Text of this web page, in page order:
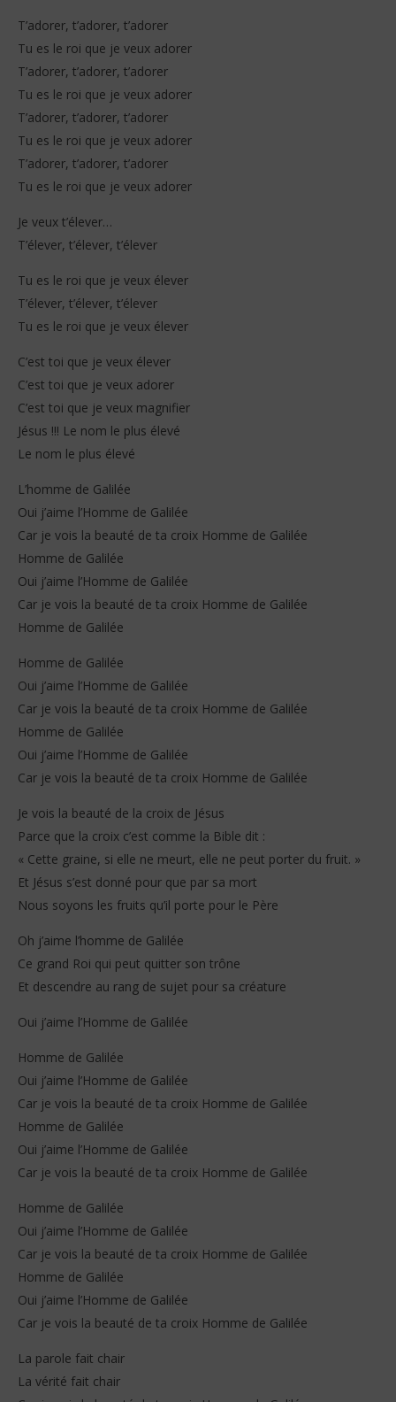
2025
Stone
T’adorer, t’adorer, t’adorer
Tu es le roi que je veux adorer
T’adorer, t’adorer, t’adorer
Tu es le roi que je veux adorer
T’adorer, t’adorer, t’adorer
Tu es le roi que je veux adorer
T’adorer, t’adorer, t’adorer
Tu es le roi que je veux adorer
Je veux t’élever…
T’élever, t’élever, t’élever
Tu es le roi que je veux élever
T’élever, t’élever, t’élever
Tu es le roi que je veux élever
C’est toi que je veux élever
C’est toi que je veux adorer
C’est toi que je veux magnifier
Jésus !!! Le nom le plus élevé
Le nom le plus élevé
L’homme de Galilée
Oui j’aime l’Homme de Galilée
Car je vois la beauté de ta croix Homme de Galilée
Homme de Galilée
Oui j’aime l’Homme de Galilée
Car je vois la beauté de ta croix Homme de Galilée
Homme de Galilée
Homme de Galilée
Oui j’aime l’Homme de Galilée
Car je vois la beauté de ta croix Homme de Galilée
Homme de Galilée
Oui j’aime l’Homme de Galilée
Car je vois la beauté de ta croix Homme de Galilée
Je vois la beauté de la croix de Jésus
Parce que la croix c’est comme la Bible dit :
« Cette graine, si elle ne meurt, elle ne peut porter du fruit. »
Et Jésus s’est donné pour que par sa mort
Nous soyons les fruits qu’il porte pour le Père
Oh j’aime l’homme de Galilée
Ce grand Roi qui peut quitter son trône
Et descendre au rang de sujet pour sa créature
Oui j’aime l’Homme de Galilée
Homme de Galilée
Oui j’aime l’Homme de Galilée
Car je vois la beauté de ta croix Homme de Galilée
Homme de Galilée
Oui j’aime l’Homme de Galilée
Car je vois la beauté de ta croix Homme de Galilée
Homme de Galilée
Oui j’aime l’Homme de Galilée
Car je vois la beauté de ta croix Homme de Galilée
Homme de Galilée
Oui j’aime l’Homme de Galilée
Car je vois la beauté de ta croix Homme de Galilée
La parole fait chair
La vérité fait chair